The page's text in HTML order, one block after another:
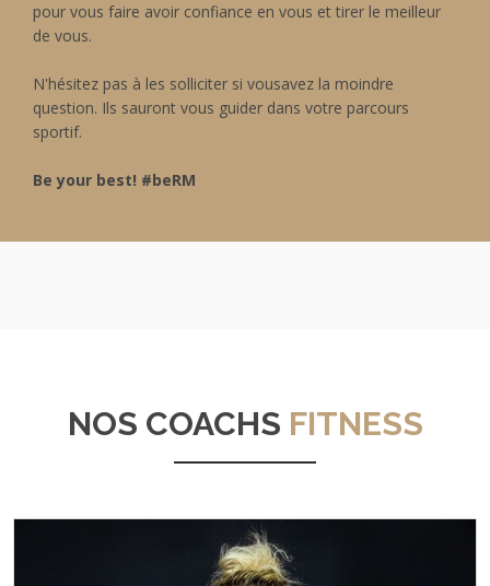
pour vous faire avoir confiance en vous et tirer le meilleur
de vous.
N'hésitez pas à les solliciter si vousavez la moindre
question. Ils sauront vous guider dans votre parcours
sportif.
Be your best! #beRM
NOS COACHS FITNESS